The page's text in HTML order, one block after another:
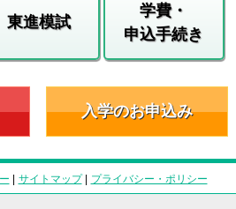
東進模試
学費・
申込手続き
入学のお申込み
| サイトマップ| プライバシー・ポリシー